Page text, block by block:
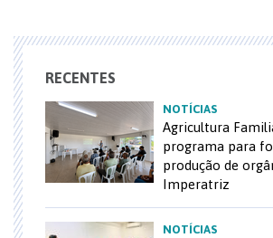
RECENTES
NOTÍCIAS
Agricultura
programa para
produção de
Imperatriz
NOTÍCIAS